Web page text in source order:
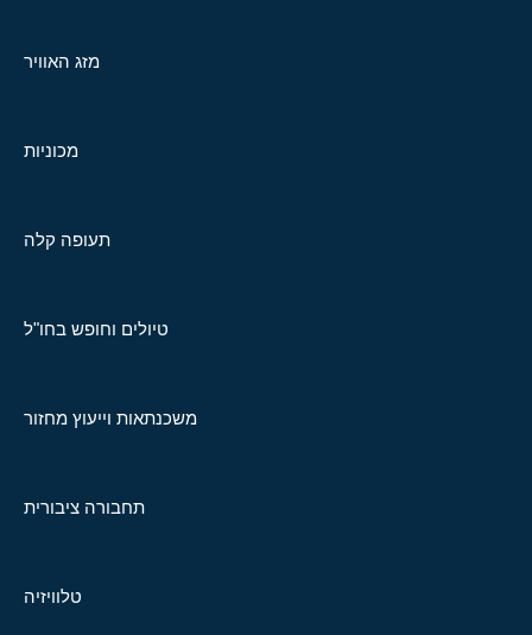
מזג האוויר
מכוניות
תעופה קלה
טיולים וחופש בחו"ל
משכנתאות וייעוץ מחזור
תחבורה ציבורית
טלוויזיה